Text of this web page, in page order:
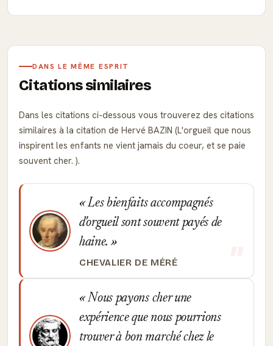
DANS LE MÊME ESPRIT
Citations similaires
Dans les citations ci-dessous vous trouverez des citations
similaires à la citation de Hervé BAZIN (L'orgueil que nous
inspirent les enfants ne vient jamais du coeur, et se paie
souvent cher. ).
Les bienfaits accompagnés
d'orgueil sont souvent payés de
haine.
CHEVALIER DE MÉRÉ
Nous payons cher une
expérience que nous pourrions
trouver à bon marché chez le